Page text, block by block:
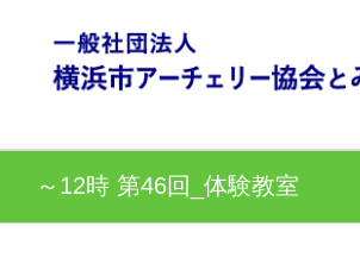
content
～12時 第46回_体験教室